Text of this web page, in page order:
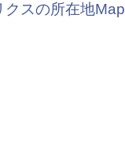
クスの所在地Map